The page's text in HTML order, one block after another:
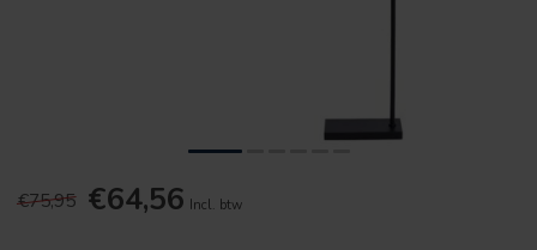
€75,95 €64,56 Incl. btw